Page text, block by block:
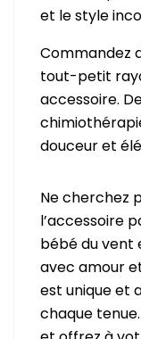
et le style
Commandez
tout-petit
accessoire.
douceur et
Ne cherchez
l’accessoire
bébé du vent
avec amour
est unique et
chaque